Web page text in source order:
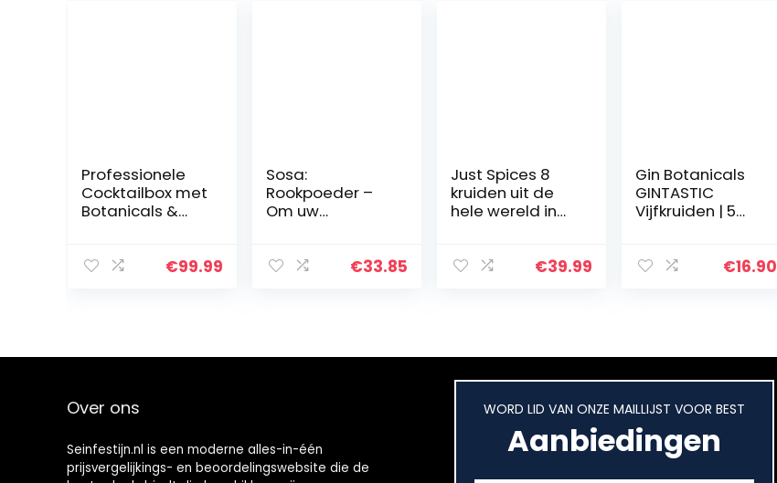
Professionele
Cocktailbox met
Botanicals &
€99.99
Sosa:
Rookpoeder –
Om uw
geven – 500G
€33.85
Just Spices 8
kruiden uit de
hele wereld in
allrounder-€39.99
Gin Botanicals
GINTASTIC
Vijfkruiden | 5
de verfijning van
€16.90
Over ons
Seinfestijn.nl is een moderne alles-in-één
prijsvergelijkings- en beoordelingswebsite die de
WORD LID VAN ONZE MAILLIJST VOOR BEST
Aanbiedingen